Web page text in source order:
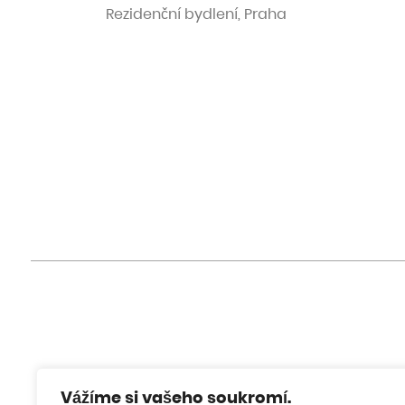
Vážíme si vašeho soukromí.
Rezidenční bydlení, Praha